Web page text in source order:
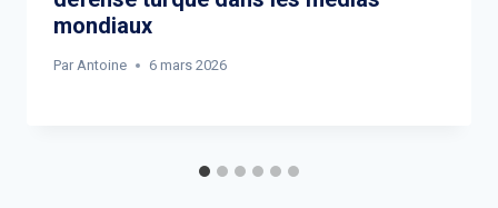
mondiaux
Par Antoine 6 mars 2026